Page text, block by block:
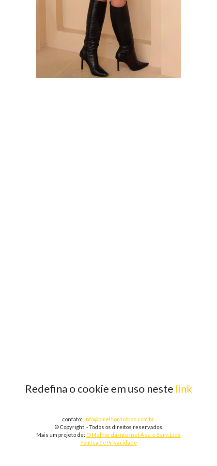
Redefina o cookie em uso neste link
contato: info@omelhordobras.com.br
© Copyright - Todos os direitos reservados.
Mais um projeto de: O Melhor da Internet Ass. e Serv. Ltda
Política de Privacidade